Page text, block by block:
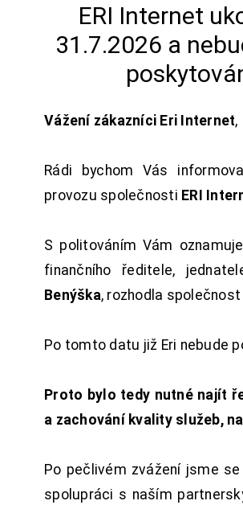
ERI Internet
31.7.2026 a
Vážení zákazníci Eri Internet,
Rádi bychom Vás
provozu společnosti ERI
S politováním Vám
finančního ředitele,
Benýška, rozhodla
Po tomto datu již Eri nebude
Proto bylo tedy nutné najít
a zachování kvality služeb,
Po pečlivém zvážení jsme
spolupráci s naším